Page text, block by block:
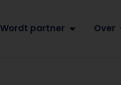
Wordt partner Over